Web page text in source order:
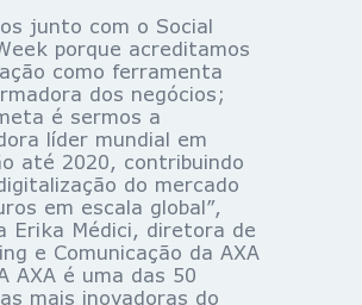
junto com o Social
porque acreditamos
como ferramenta
dos negócios;
é sermos a
líder mundial em
até 2020, contribuindo
do mercado
em escala global”,
Erika Médici, diretora de
e Comunicação da AXA
AXA é uma das 50
mais inovadoras do